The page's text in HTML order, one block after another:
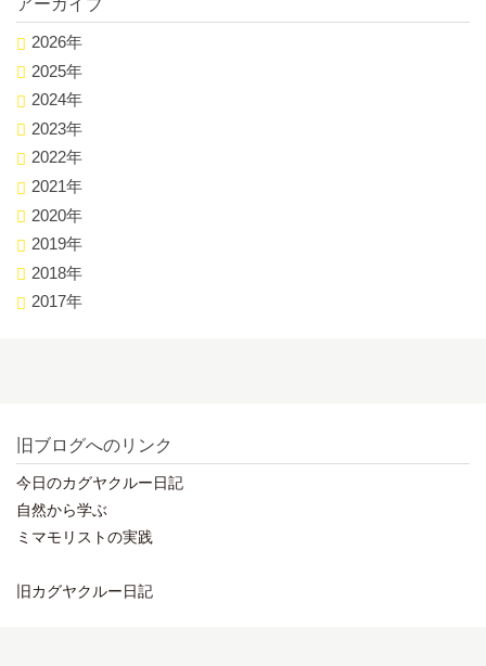
アーカイブ
2026年
2025年
2024年
2023年
2022年
2021年
2020年
2019年
2018年
2017年
旧ブログへのリンク
今日のカグヤクルー日記
自然から学ぶ
ミマモリストの実践
旧カグヤクルー日記